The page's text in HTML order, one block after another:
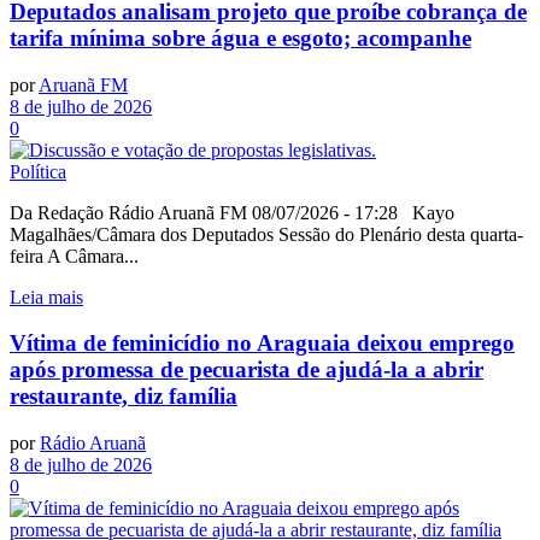
Deputados analisam projeto que proíbe cobrança de
tarifa mínima sobre água e esgoto; acompanhe
por Aruanã FM
8 de julho de 2026
0
Política
Da Redação Rádio Aruanã FM 08/07/2026 - 17:28 Kayo
Magalhães/Câmara dos Deputados Sessão do Plenário desta quarta-
feira A Câmara...
Leia mais
Vítima de feminicídio no Araguaia deixou emprego
após promessa de pecuarista de ajudá-la a abrir
restaurante, diz família
por Rádio Aruanã
8 de julho de 2026
0